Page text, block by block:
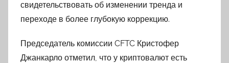
свидетельствовать об изменении тренда и
переходе в более глубокую коррекцию.
Председатель комиссии CFTC Кристофер
Джанкарло отметил, что у криптовалют есть